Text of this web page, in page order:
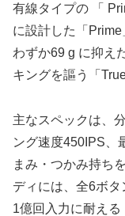
有線タイプの 「
に設計した「
わずか69 g に抑え
キングを謳う「
主なスペックは、
ング速度450IPS、
まみ・つかみ持ち
ディには、全6ボタ
1億回入力に耐え